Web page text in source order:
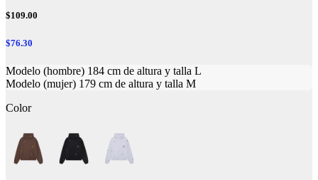
$109.00
$76.30
Modelo (hombre) 184 cm de altura y talla L
Modelo (mujer) 179 cm de altura y talla M
Color